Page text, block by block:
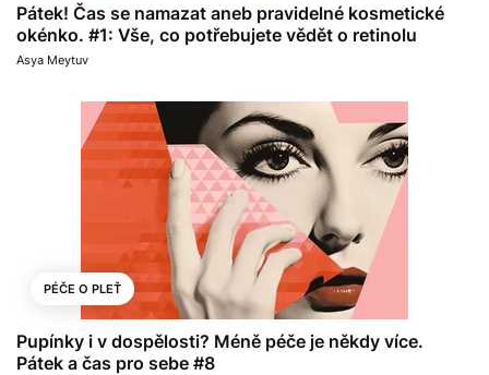
Pátek! Čas se namazat aneb pravidelné kosmetické
okénko. #1: Vše, co potřebujete vědět o retinolu
Asya Meytuv
PÉČE O PLEŤ
Pupínky i v dospělosti? Méně péče je někdy více.
Pátek a čas pro sebe #8